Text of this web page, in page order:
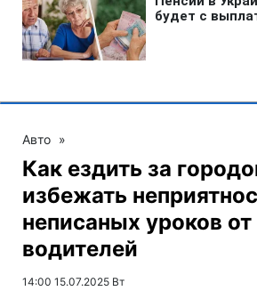
Авто »
Как ездить за
избежать
неписаных уроков
водителей
14:00 15.07.2025 Вт